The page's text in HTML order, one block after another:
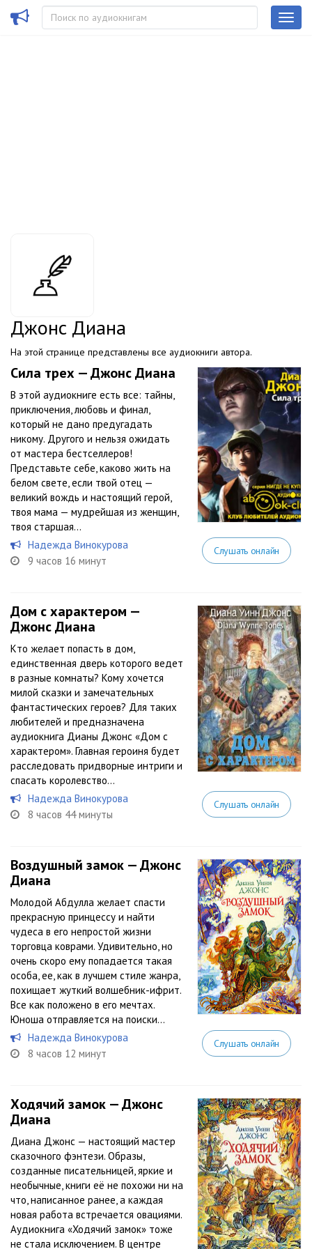
Джонс Диана
На этой странице представлены все аудиокниги автора.
Сила трех — Джонс Диана
В этой аудиокниге есть все: тайны,
приключения, любовь и финал,
который не дано предугадать
никому. Другого и нельзя ожидать
от мастера бестселлеров!
Представьте себе, каково жить на
белом свете, если твой отец —
великий вождь и настоящий герой,
твоя мама — мудрейшая из женщин,
твоя старшая...
Надежда Винокурова
9 часов 16 минут
Слушать онлайн
Дом с характером —
Джонс Диана
Кто желает попасть в дом,
единственная дверь которого ведет
в разные комнаты? Кому хочется
милой сказки и замечательных
фантастических героев? Для таких
любителей и предназначена
аудиокнига Дианы Джонс «Дом с
характером». Главная героиня будет
расследовать придворные интриги и
спасать королевство...
Надежда Винокурова
8 часов 44 минуты
Слушать онлайн
Воздушный замок — Джонс
Диана
Молодой Абдулла желает спасти
прекрасную принцессу и найти
чудеса в его непростой жизни
торговца коврами. Удивительно, но
очень скоро ему попадается такая
особа, ее, как в лучшем стиле жанра,
похищает жуткий волшебник-ифрит.
Все как положено в его мечтах.
Юноша отправляется на поиски...
Надежда Винокурова
8 часов 12 минут
Слушать онлайн
Ходячий замок — Джонс
Диана
Диана Джонс — настоящий мастер
сказочного фэнтези. Образы,
созданные писательницей, яркие и
необычные, книги её не похожи ни на
что, написанное ранее, а каждая
новая работа встречается овациями.
Аудиокнига «Ходячий замок» тоже
не стала исключением. В центре